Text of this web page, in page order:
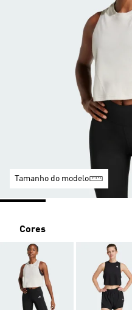
Tamanho do modelo
Cores